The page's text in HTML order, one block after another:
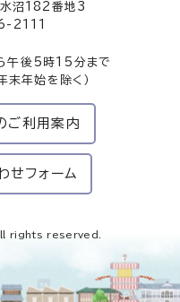
沼182番地3
2111
午後5時15分まで
末年始を除く）
ご利用案内
せフォーム
rights reserved.